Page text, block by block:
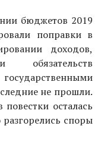
бюджетов 2019
поправки в
доходов,
не прошли.
осталась
споры